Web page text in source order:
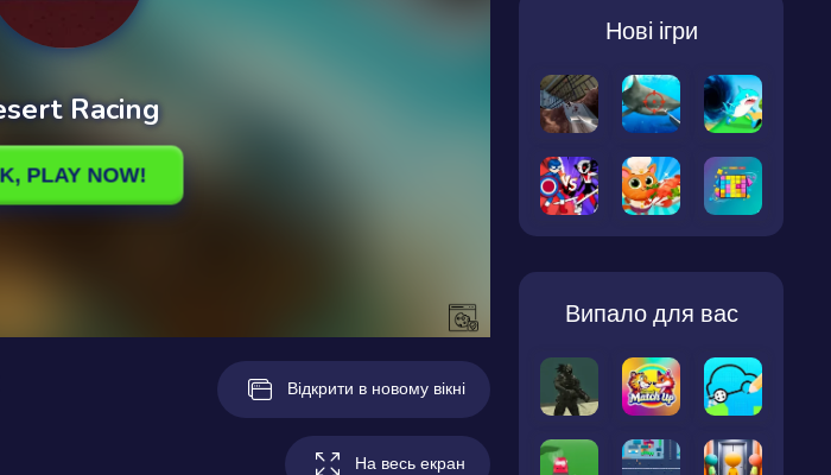
Відкрити в новому вікні
На весь екран
Нові ігри
Випало для вас